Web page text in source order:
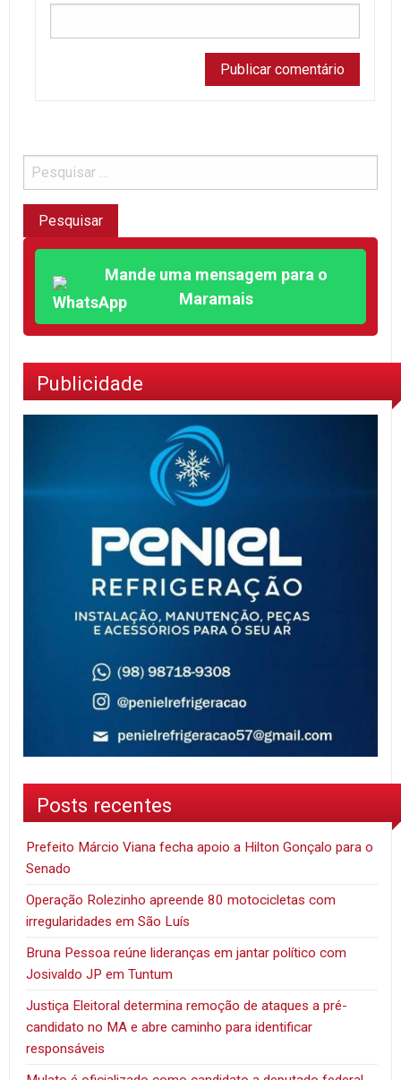
Mande uma mensagem para o
Maramais
Publicidade
Posts recentes
Prefeito Márcio Viana fecha apoio a Hilton Gonçalo para o
Senado
Operação Rolezinho apreende 80 motocicletas com
irregularidades em São Luís
Bruna Pessoa reúne lideranças em jantar político com
Josivaldo JP em Tuntum
Justiça Eleitoral determina remoção de ataques a pré-
candidato no MA e abre caminho para identificar
responsáveis